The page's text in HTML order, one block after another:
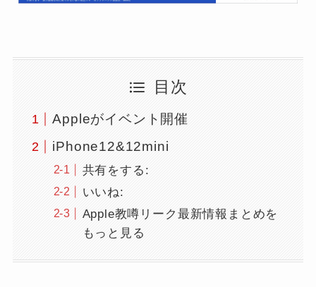
目次
Appleがイベント開催
iPhone12&12mini
共有をする:
いいね:
Apple教噂リーク最新情報まとめを
もっと見る